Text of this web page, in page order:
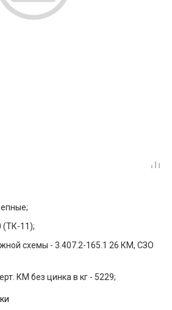
(ТК-11);
схемы - 3.407.2-165.1 26 КМ, СЗО
КМ без цинка в кг - 5229;